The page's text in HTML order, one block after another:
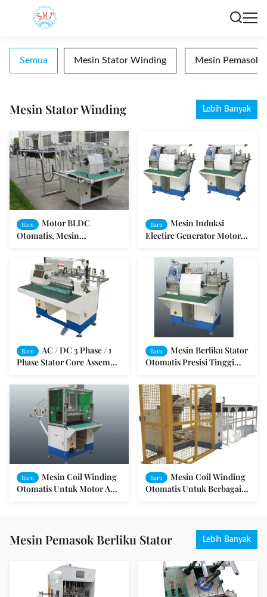
Semua Mesin Stator Winding Mesin Pemasok
Mesin Stator Winding Lebih Banyak
Baru
Motor BLDC
Otomatis, Mesin
Otomatis Stator Motor
Kipas
Baru
Mesin Induksi
Electirc Generator Motor
Baru
AC / DC 3 Phase / 1
Phase Stator Core Assembly
Winding
Baru
Mesin Berliku Stator
Otomatis Presisi Tinggi
Stator
Baru
Mesin Coil Winding
Otomatis Untuk Motor AC
Baru
Mesin Coil Winding
Otomatis Untuk Berbagai
Mesin Pemasok Berliku Stator Lebih Banyak